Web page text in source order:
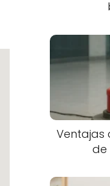
Ventajas
de